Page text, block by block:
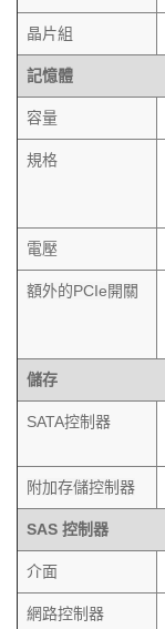
晶片組
記憶體
容量
規格
電壓
額外的PCIe開關
儲存
SATA控制器
附加存儲控制器
SAS 控制器
介面
網路控制器